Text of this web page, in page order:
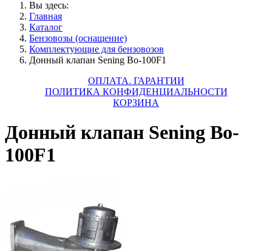
Вы здесь:
Главная
Каталог
Бензовозы (оснащение)
Комплектующие для бензовозов
Донный клапан Sening Bo-100F1
ОПЛАТА. ГАРАНТИИ
ПОЛИТИКА КОНФИДЕНЦИАЛЬНОСТИ
КОРЗИНА
Донный клапан Sening Bo-
100F1